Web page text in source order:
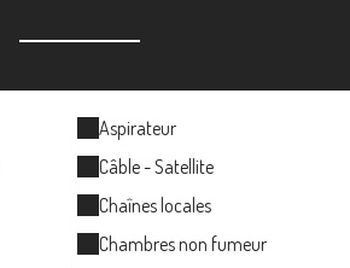
Aspirateur
Câble - Satellite
Chaînes locales
Chambres non fumeur